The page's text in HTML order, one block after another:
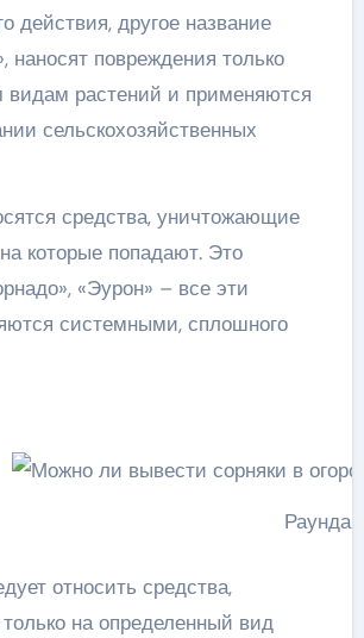
действия, другое название
наносят повреждения только
видам растений и применяются
сельскохозяйственных
средства, уничтожающие
которые попадают. Это
«Эурон» – все эти
системными, сплошного
Раундап
относить средства,
на определенный вид